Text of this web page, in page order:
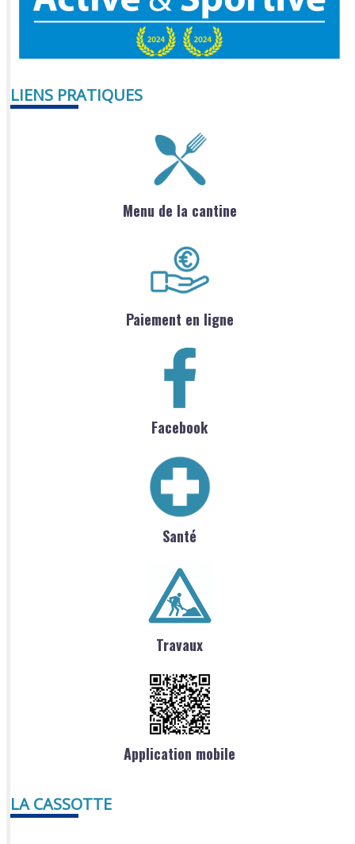
LIENS PRATIQUES
Menu de la cantine
Paiement en ligne
Facebook
Santé
Travaux
Application mobile
LA CASSOTTE